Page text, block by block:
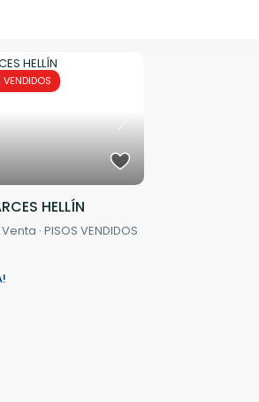
Next
VENDIDOS
HELLÍN
Venta · PISOS VENDIDOS